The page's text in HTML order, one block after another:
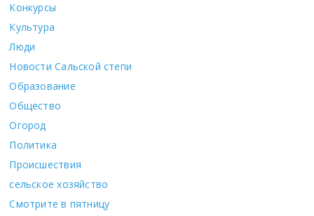
Конкурсы
Культура
Люди
Новости Сальской степи
Образование
Общество
Огород
Политика
Происшествия
сельское хозяйство
Смотрите в пятницу